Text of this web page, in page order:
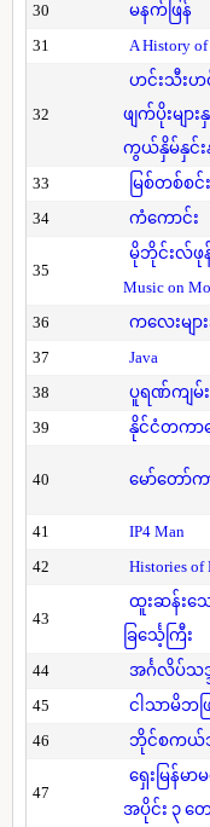
30
မနက်ဖြန်
31
A History of
32
ဟင်းသီးဟ
ဖျက်ပိုးမျာ
ကွယ်နှိမ်နှင်း
33
မြစ်တစ်စင်
34
ကံကောင်း
35
မိုဘိုင်းလ်ဖုန်
Music on
36 ကလေးမျ
37
Java
38
ပူရဏ်ကျမ်း
39
နိုင်ငံတကာခ
40 မော်တော်က
41
IP4 Man
42
Histories of
43
ထူးဆန်းသ
ခြင်္သေ့ကြီး
44 အင်္ဂလိပ်သ
45
ငါသာမိဘဖ
46
ဘိုင်စကယ်သူ
47
ရှေးမြန်မ
အပိုင်း ၃ တ